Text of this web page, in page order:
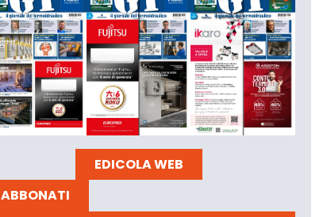
EDICOLA WEB
ABBONATI